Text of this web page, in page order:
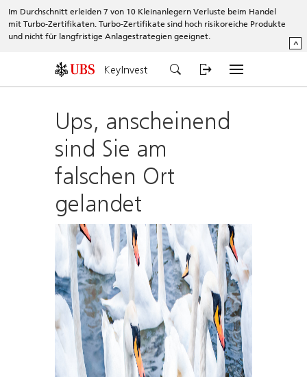
Im Durchschnitt erleiden 7 von 10 Kleinanlegern Verluste beim Handel
mit Turbo-Zertifikaten. Turbo-Zertifikate sind hoch risikoreiche Produkte
und nicht für langfristige Anlagestrategien geeignet.
^
KeyInvest
Ups, anscheinend
sind Sie am
falschen Ort
gelandet